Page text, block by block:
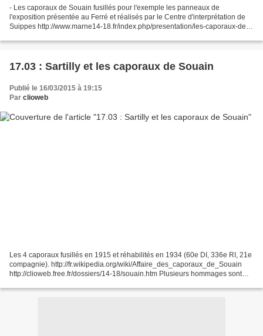
- Les caporaux de Souain fusillés pour l'exemple les panneaux de
l'exposition présentée au Ferré et réalisés par le Centre d'interprétation de
Suippes http://www.marne14-18.fr/index.php/presentation/les-caporaux-de-
17.03 : Sartilly et les caporaux de Souain
Publié le 16/03/2015 à 19:15
Par clioweb
Les 4 caporaux fusillés en 1915 et réhabilités en 1934 (60e DI, 336e RI, 21e
compagnie). http://fr.wikipedia.org/wiki/Affaire_des_caporaux_de_Souain
http://clioweb.free.fr/dossiers/14-18/souain.htm Plusieurs hommages sont